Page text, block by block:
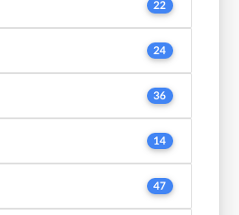
22
24
36
14
47